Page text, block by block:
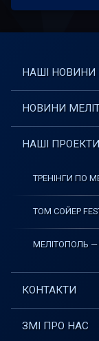
НАШІ НОВИНИ
НОВИНИ
НАШІ ПРОЕКТИ
ТРЕНІНГИ ПО
ТОМ СОЙЕР
МЕЛІТОПОЛЬ
КОНТАКТИ
ЗМІ ПРО НАС